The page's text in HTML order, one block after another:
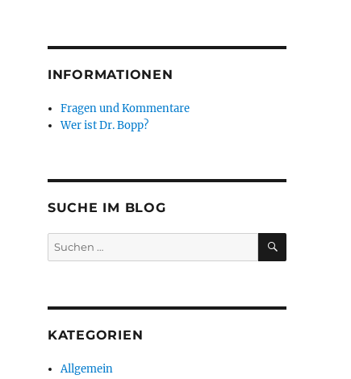
INFORMATIONEN
Fragen und Kommentare
Wer ist Dr. Bopp?
SUCHE IM BLOG
Suchen
nach:
SUCHEN
KATEGORIEN
Allgemein